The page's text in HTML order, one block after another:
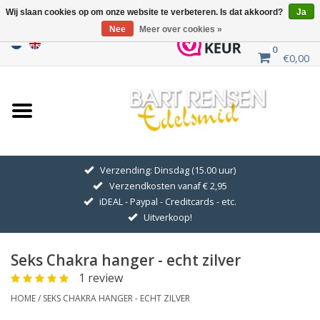
0
€0,00
Home
Uitverkoop
GOUDEN SYMBOLEN
Hanger Kettingen
Oorhangers
Verzending: Dinsdag (15.00 uur)
Verzendkosten vanaf € 2,95
iDEAL - Paypal - Creditcards - etc.
Uitverkoop!
Seks Chakra hanger - echt zilver
1 review
HOME/ SEKS CHAKRA HANGER - ECHT ZILVER
Wij slaan cookies op om onze website te verbeteren. Is dat akkoord?
Ja
Nee
Meer over cookies »